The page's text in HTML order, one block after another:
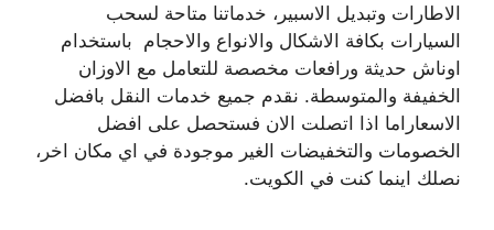
الاطارات وتبديل الاسبير، خدماتنا متاحة لسحب
السيارات بكافة الاشكال والانواع والاحجام باستخدام
اوناش حديثة ورافعات مخصصة للتعامل مع الاوزان
الخفيفة والمتوسطة. نقدم جميع خدمات النقل بافضل
الاسعاراما اذا اتصلت الان فستحصل على افضل
الخصومات والتخفيضات الغير موجودة في اي مكان اخر،
نصلك اينما كنت في الكويت.